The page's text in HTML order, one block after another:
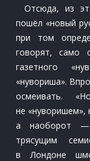
Отсюда, из
пошёл «новый
при том
говорят, само
газетного
«нувориша».
осмеивать.
не «нуворишем»,
а наоборот —
трясущим
в Лондоне